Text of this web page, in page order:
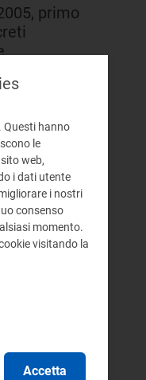
primo
di tale
kWheper
kWh
kWh e
schede
di
di
Questi hanno
le
web,
i dati utente
i nostri
consenso
momento.
visitando la
Accetta